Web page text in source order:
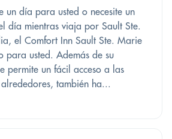
un día para usted o necesite un
día mientras viaja por Sault Ste.
el Comfort Inn Sault Ste. Marie
para usted. Además de su
permite un fácil acceso a las
también ha...